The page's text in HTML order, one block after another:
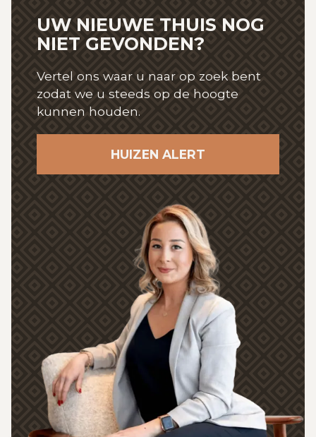
UW NIEUWE THUIS NOG
NIET GEVONDEN?
Vertel ons waar u naar op zoek bent
zodat we u steeds op de hoogte
kunnen houden.
HUIZEN ALERT